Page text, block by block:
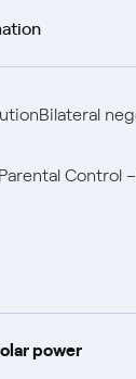
Bilateral
Parental Control
power